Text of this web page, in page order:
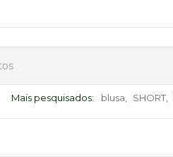
Mais pesquisados: blusa, SHORT,